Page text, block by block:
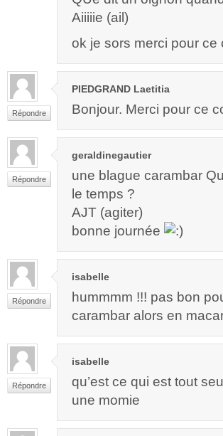
Aiiiiie (ail)
ok je sors merci pour ce
Répondre
PIEDGRAND Laetitia
Bonjour. Merci pour ce
Répondre
geraldinegautier
une blague carambar
le temps ?
AJT (agiter)
bonne journée
Répondre
isabelle
hummmm !!! pas bon
carambar alors en
Répondre
isabelle
qu’est ce qui est tout
une momie